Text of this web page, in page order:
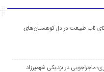
ناب طبیعت در دل کوهستان‌های
ماجراجویی در نزدیکی شهمیرزاد